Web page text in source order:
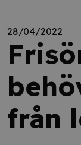
28/04/2022
från